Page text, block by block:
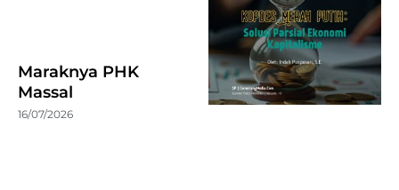
Maraknya PHK
Massal
16/07/2026